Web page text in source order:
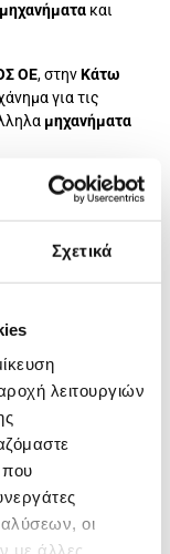
Σχετικά
λειτουργιών
οι
με άλλες
και
ΟΕ, στηνΚάτω
για τις
μηχανήματα
τη βέλτιστη
κινητό